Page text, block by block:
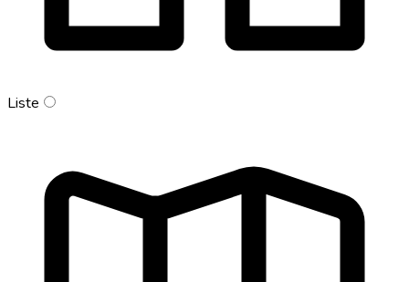
Liste